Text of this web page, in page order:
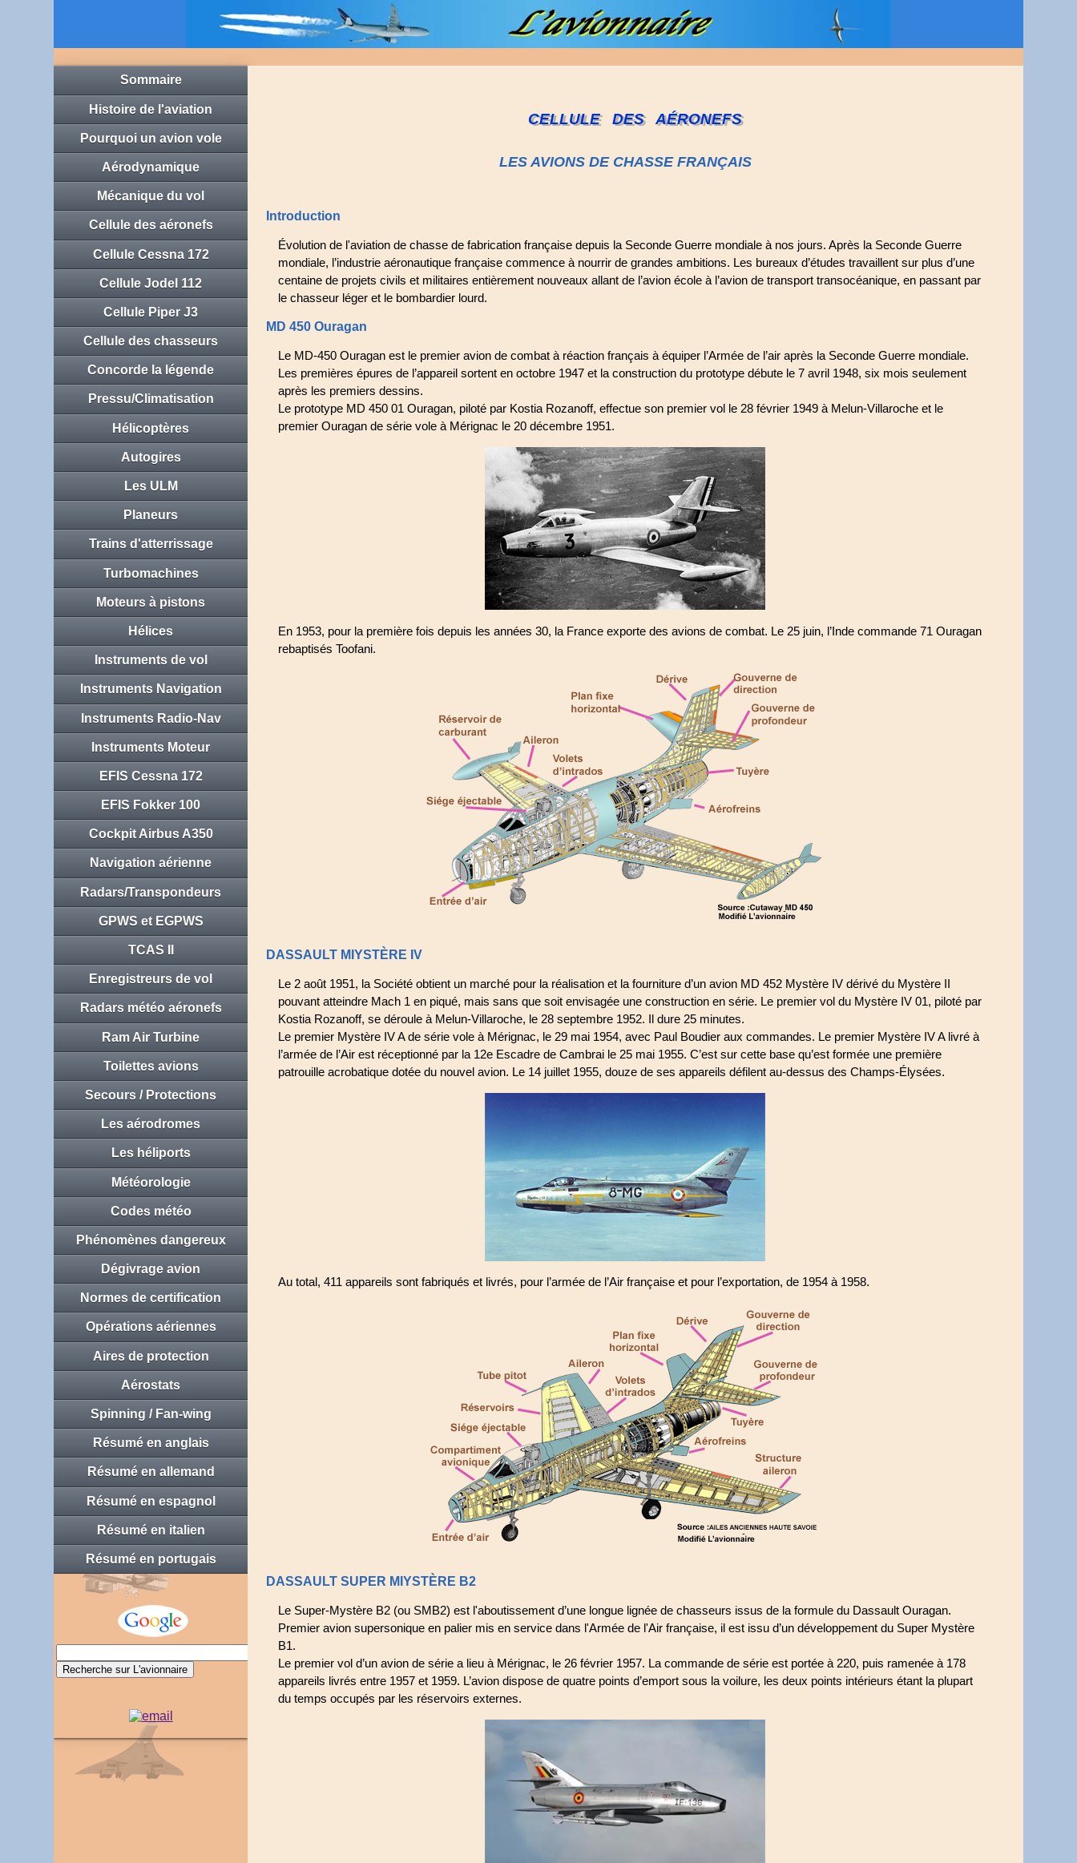
Sommaire
Histoire de l'aviation
Pourquoi un avion vole
Aérodynamique
Mécanique du vol
Cellule des aéronefs
Cellule Cessna 172
Cellule Jodel 112
Cellule Piper J3
Cellule des chasseurs
Concorde la légende
Pressu/Climatisation
Hélicoptères
Autogires
Les ULM
Planeurs
Trains d'atterrissage
Turbomachines
Moteurs à pistons
Hélices
Instruments de vol
Instruments Navigation
Instruments Radio-Nav
Instruments Moteur
EFIS Cessna 172
EFIS Fokker 100
Cockpit Airbus A350
Navigation aérienne
Radars/Transpondeurs
GPWS et EGPWS
TCAS II
Enregistreurs de vol
Radars météo aéronefs
Ram Air Turbine
Toilettes avions
Secours / Protections
Les aérodromes
Les héliports
Météorologie
Codes météo
Phénomènes dangereux
Dégivrage avion
Normes de certification
Opérations aériennes
Aires de protection
Aérostats
Spinning / Fan-wing
Résumé en anglais
Résumé en allemand
Résumé en espagnol
Résumé en italien
Résumé en portugais
CELLULE DES AÉRONEFS
LES AVIONS DE CHASSE FRANÇAIS
Introduction
Évolution de l'aviation de chasse de fabrication française depuis la Seconde Guerre mondiale à nos jours. Après la Seconde Guerre
mondiale, l’industrie aéronautique française commence à nourrir de grandes ambitions. Les bureaux d’études travaillent sur plus d’une
centaine de projets civils et militaires entièrement nouveaux allant de l’avion école à l’avion de transport transocéanique, en passant par
le chasseur léger et le bombardier lourd.
MD 450 Ouragan
Le MD-450 Ouragan est le premier avion de combat à réaction français à équiper l’Armée de l’air après la Seconde Guerre mondiale.
Les premières épures de l’appareil sortent en octobre 1947 et la construction du prototype débute le 7 avril 1948, six mois seulement
après les premiers dessins.
Le prototype MD 450 01 Ouragan, piloté par Kostia Rozanoff, effectue son premier vol le 28 février 1949 à Melun-Villaroche et le
premier Ouragan de série vole à Mérignac le 20 décembre 1951.
En 1953, pour la première fois depuis les années 30, la France exporte des avions de combat. Le 25 juin, l’Inde commande 71 Ouragan
rebaptisés Toofani.
DASSAULT MIYSTÈRE IV
Le 2 août 1951, la Société obtient un marché pour la réalisation et la fourniture d’un avion MD 452 Mystère IV dérivé du Mystère II
pouvant atteindre Mach 1 en piqué, mais sans que soit envisagée une construction en série. Le premier vol du Mystère IV 01, piloté par
Kostia Rozanoff, se déroule à Melun-Villaroche, le 28 septembre 1952. Il dure 25 minutes.
Le premier Mystère IV A de série vole à Mérignac, le 29 mai 1954, avec Paul Boudier aux commandes. Le premier Mystère IV A livré à
l’armée de l’Air est réceptionné par la 12e Escadre de Cambrai le 25 mai 1955. C’est sur cette base qu’est formée une première
patrouille acrobatique dotée du nouvel avion. Le 14 juillet 1955, douze de ses appareils défilent au-dessus des Champs-Élysées.
Au total, 411 appareils sont fabriqués et livrés, pour l’armée de l’Air française et pour l’exportation, de 1954 à 1958.
DASSAULT SUPER MIYSTÈRE B2
Le Super-Mystère B2 (ou SMB2) est l'aboutissement d’une longue lignée de chasseurs issus de la formule du Dassault Ouragan.
Premier avion supersonique en palier mis en service dans l'Armée de l'Air française, il est issu d’un développement du Super Mystère
B1.
Le premier vol d’un avion de série a lieu à Mérignac, le 26 février 1957. La commande de série est portée à 220, puis ramenée à 178
appareils livrés entre 1957 et 1959. L’avion dispose de quatre points d’emport sous la voilure, les deux points intérieurs étant la plupart
du temps occupés par les réservoirs externes.